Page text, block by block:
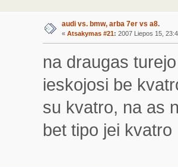
audi vs. bmw, arba 7er vs a8.
« Atsakymas #21: 2007 Liepos 15,
na draugas
ieskojosi be
su kvatro, na as
bet tipo jei